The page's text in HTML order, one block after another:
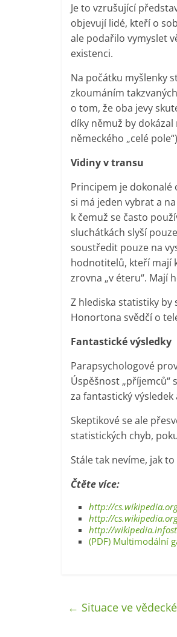
Je to vzrušující
objevují lidé, kteří o
ale podařilo vymyslet
existenci.
Na počátku myšlenky
zkoumáním
o tom, že oba jevy
díky němuž by
německého „celé
Vidiny v transu
Principem je dokonalé
si má jeden vybrat a
k čemuž se často
sluchátkách slyší
soustředit pouze na
hodnotitelů, kteří mají
zrovna „v éteru“. Mají
Z hlediska statistiky by
Honortona svědčí o
Fantastické výsledky
Parapsychologové
Úspěšnost „příjemců“
za fantastický
Skeptikové se ale
statistických chyb,
Stále tak nevíme, jak
Čtěte více:
http://
http://
http://
(PDF) Multimodální
← Situace ve